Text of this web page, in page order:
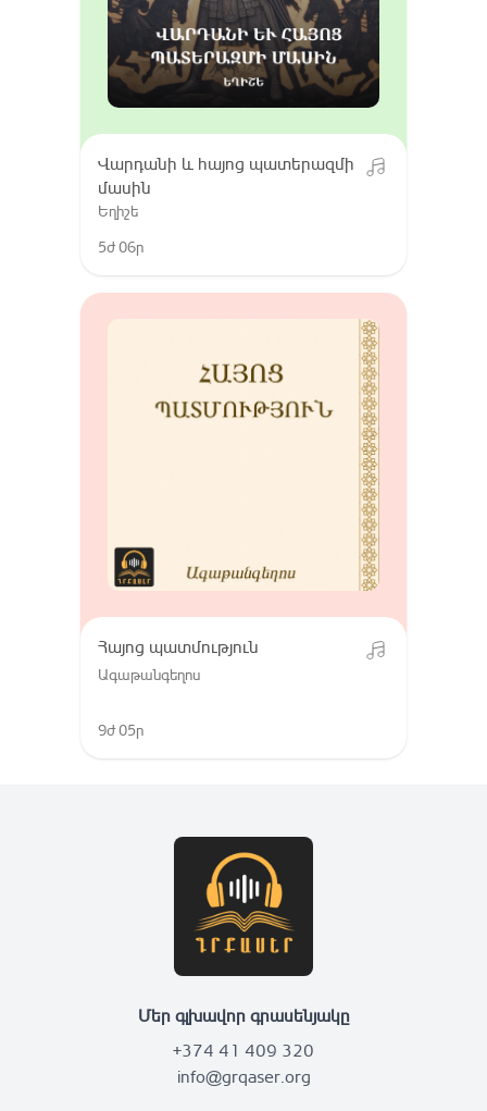
Վարդանի և հայոց պատերազմի
մասին
Եղիշե
5ժ 06ր
Հայոց պատմություն
Ագաթանգեղոս
9ժ 05ր
Մեր գլխավոր գրասենյակը
+374 41 409 320
info@grqaser.org